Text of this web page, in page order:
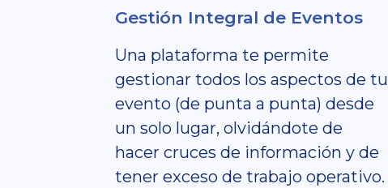
Gestión Integral de Eventos
Una plataforma te permite
gestionar todos los aspectos de tu
evento (de punta a punta) desde
un solo lugar, olvidándote de
hacer cruces de información y de
tener exceso de trabajo operativo.